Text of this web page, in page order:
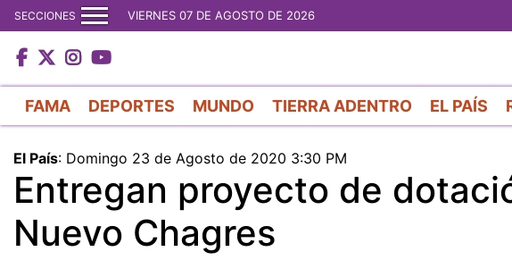
SECCIONES VIERNES 07 DE AGOSTO DE 2026
FAMA DEPORTES MUNDO TIERRA ADENTRO EL PAÍS
El País: Domingo 23 de Agosto de 2020 3:30 PM
Entregan proyecto de
Nuevo Chagres